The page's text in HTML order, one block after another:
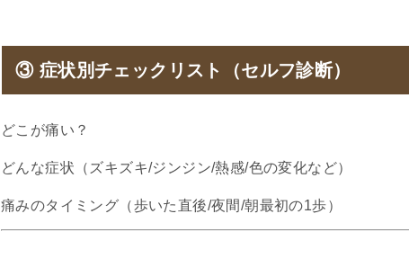
③ 症状別チェックリスト（セルフ診断）
どこが痛い？
どんな症状（ズキズキ/ジンジン/熱感/色の変化など）
痛みのタイミング（歩いた直後/夜間/朝最初の1歩）